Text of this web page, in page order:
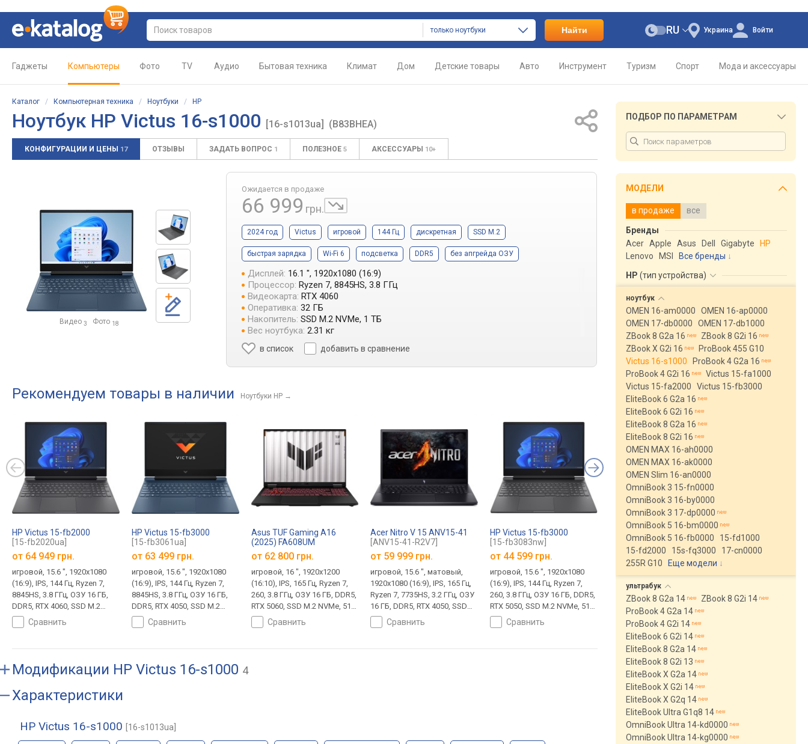
только ноутбуки Найти Украина
RU Войти
Гаджеты Компьютеры Фото TV Аудио Бытовая техника Климат Дом Детские товары Авто Инструмент Туризм Спорт Мода и аксессуары
Каталог / Компьютерная техника / Ноутбуки / HP
Ноутбук HP Victus 16-s1000 [16-s1013ua] (B83BHEA)
КОНФИГУРАЦИИ И ЦЕНЫ 17 ОТЗЫВЫ ЗАДАТЬ ВОПРОС 1 ПОЛЕЗНОЕ 5 АКСЕССУАРЫ 10+
Видео 3 Фото 18
Ожидается в продаже
66 999 грн.
2024 год Victus игровой 144 Гц дискретная SSD M.2
быстрая зарядка Wi-Fi 6 подсветка DDR5 без апгрейда ОЗУ
Дисплей: 16.1 ", 1920x1080 (16:9)
Процессор: Ryzen 7, 8845HS, 3.8 ГГц
Видеокарта: RTX 4060
Оперативка: 32 ГБ
Накопитель: SSD M.2 NVMe, 1 ТБ
Вес ноутбука: 2.31 кг
в список добавить в сравнение
Рекомендуем товары в наличии Ноутбуки HP →
HP Victus 15-fb2000
[15-fb2020ua]
от 64 949 грн.
игровой, 15.6 ", 1920x1080
(16:9), IPS, 144 Гц, Ryzen 7,
8845HS, 3.8 ГГц, ОЗУ 16 ГБ,
DDR5, RTX 4060, SSD M.2
NVMe, 1 ТБ, DOS, USB-A
5Gbps, USB-C 5Gbps, Wi-Fi 6,
зарядка, 2.29 кг
сравнить
HP Victus 15-fb3000
[15-fb3061ua]
от 63 499 грн.
игровой, 15.6 ", 1920x1080
(16:9), IPS, 144 Гц, Ryzen 7,
8845HS, 3.8 ГГц, ОЗУ 16 ГБ,
DDR5, RTX 4050, SSD M.2
NVMe, 512 ГБ, DOS, USB-A
5Gbps, USB-C 5Gbps, Wi-Fi 6,
зарядка, 2.29 кг
сравнить
Asus TUF Gaming A16
(2025) FA608UM
[FA608UM-R7165]
от 62 800 грн.
игровой, 16 ", 1920x1200
(16:10), IPS, 165 Гц, Ryzen 7,
260, 3.8 ГГц, ОЗУ 16 ГБ, DDR5,
RTX 5060, SSD M.2 NVMe, 512
ГБ, DOS, USB-A 10Gbps, USB-
C 10Gbps, USB-C 40G (USB4),
быстрая зарядка, 3D сканер
сравнить
Acer Nitro V 15 ANV15-41
[ANV15-41-R2V7]
от 59 999 грн.
игровой, 15.6 ", матовый,
1920x1080 (16:9), IPS, 165 Гц,
Ryzen 7, 7735HS, 3.2 ГГц, ОЗУ
16 ГБ, DDR5, RTX 4050, SSD
M.2 NVMe, 512 ГБ, DOS, USB-
A 5Gbps, USB-C 20Gbps, Wi-Fi
сравнить
HP Victus 15-fb3000
[15-fb3083nw]
от 44 599 грн.
игровой, 15.6 ", 1920x1080
(16:9), IPS, 144 Гц, Ryzen 7,
260, 3.8 ГГц, ОЗУ 16 ГБ, DDR5,
RTX 5050, SSD M.2 NVMe, 512
ГБ, DOS, USB-A 5Gbps, USB-C
5Gbps, Wi-Fi 6E, поддержка
сравнить
Asus TUF Gaming A16
(2025) FA608UMI
[FA608UMI-R7165]
53 529 грн.
(16:10), IPS, 144 Гц, Ryzen 7,
260, 3.8 ГГц, ОЗУ 16 ГБ, DDR5,
RTX 5060, SSD M.2 NVMe, 512
C 10Gbps, USB-C 40G (USB4),
Wi-Fi 6E, поддержка VR,
быстрая зарядка, 2.2 кг
сравнить
Asus TUF Gaming
(2025) FA608UM
[FA608UM-R7165W]
от61 318 грн.
260, 3.8 ГГц, ОЗУ 16
Модификации HP Victus 16-s1000 4
Характеристики
HP Victus 16-s1000 [16-s1013ua]
ПОДБОР ПО ПАРАМЕТРАМ
МОДЕЛИ
в продаже все
Бренды
Acer Apple Asus Dell Gigabyte
HP
Lenovo
MSI
Все бренды
HP (тип устройства)
ноутбук
OMEN 16-am0000
OMEN 16-ap0000
OMEN 17-db0000
OMEN 17-db1000
ZBook 8 G2a 16
ZBook 8 G2i 16
ZBook X G2i 16
ProBook 455 G10
Victus 16-s1000
ProBook 4 G2a 16
ProBook 4 G2i 16
Victus 15-fa1000
Victus 15-fa2000
Victus 15-fb3000
EliteBook 6 G2a 16
EliteBook 6 G2i 16
EliteBook 8 G2a 16
EliteBook 8 G2i 16
OMEN MAX 16-ah0000
OMEN MAX 16-ak0000
OMEN Slim 16-an0000
OmniBook 3 15-fn0000
OmniBook 3 16-by0000
OmniBook 3 17-dp0000
OmniBook 5 16-bm0000
OmniBook 5 16-fb0000
15-fd1000
15-fd2000
15s-fq3000
17-cn0000
255R G10
Еще модели ↓
ультрабук
ZBook 8 G2a 14
ZBook 8 G2i 14
ProBook 4 G2a 14
ProBook 4 G2i 14
EliteBook 6 G2i 14
EliteBook 8 G2a 14
EliteBook 8 G2i 13
EliteBook X G2a 14
EliteBook X G2i 14
EliteBook X G2q 14
EliteBook Ultra G1q8 14
OmniBook Ultra 14-kd0000
OmniBook Ultra 14-kg0000